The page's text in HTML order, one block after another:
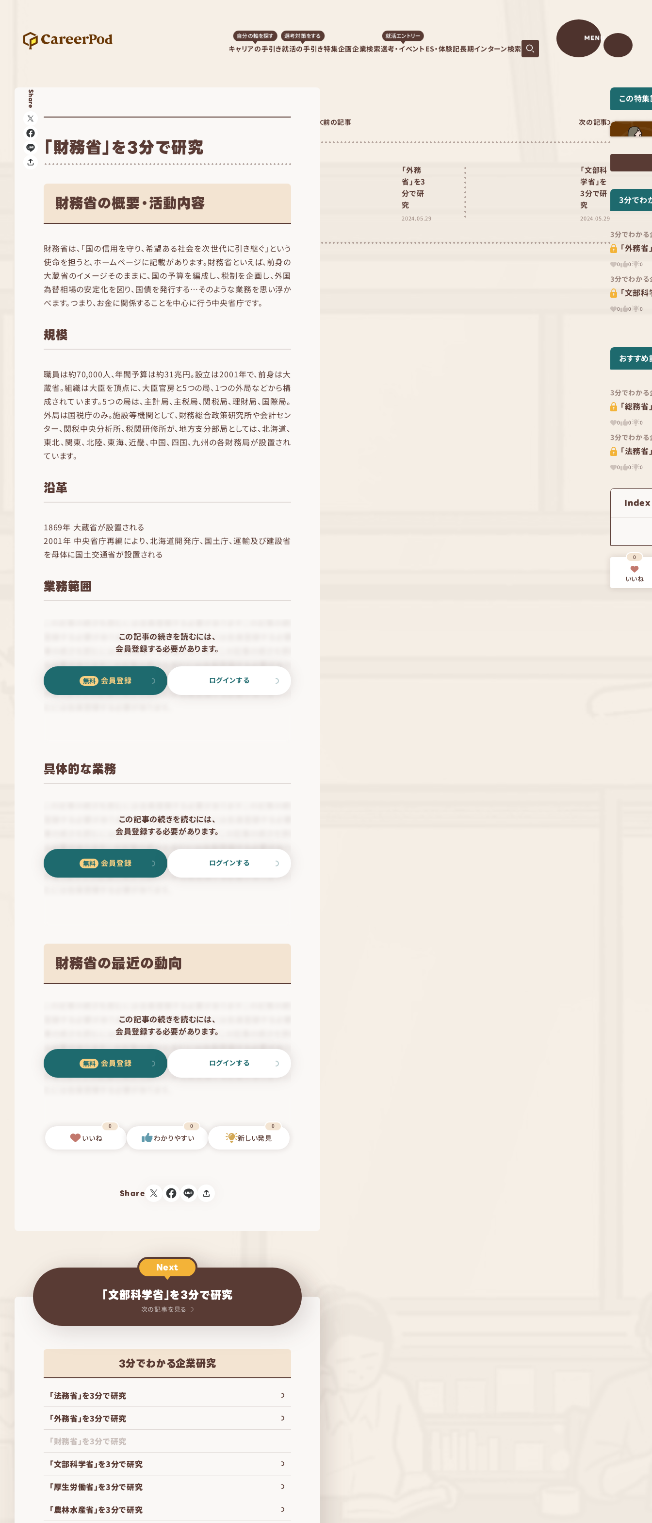
キャリアの手引き
自分の軸を探す
就活の手引き
選考対策をする
特集企画企業検索選考・イベント
就活エントリー
ES・体験記長期インターン検索
MENU
Share
「財務省」を3分で研究
財務省の概要・活動内容
財務省は、「国の信用を守り、希望ある社会を次世代に引き継ぐ」という
使命を担うと、ホームページに記載があります。財務省といえば、前身の
大蔵省のイメージそのままに、国の予算を編成し、税制を企画し、外国
為替相場の安定化を図り、国債を発行する…そのような業務を思い浮か
べます。つまり、お金に関係することを中心に行う中央省庁です。
規模
職員は約70,000人、年間予算は約31兆円。設立は2001年で、前身は大
蔵省。組織は大臣を頂点に、大臣官房と5つの局、1つの外局などから構
成されています。5つの局は、主計局、主税局、関税局、理財局、国際局。
外局は国税庁のみ。施設等機関として、財務総合政策研究所や会計セン
ター、関税中央分析所、税関研修所が、地方支分部局としては、北海道、
東北、関東、北陸、東海、近畿、中国、四国、九州の各財務局が設置され
ています。
沿革
1869年 大蔵省が設置される
2001年 中央省庁再編により、北海道開発庁、国土庁、運輸及び建設省
を母体に国土交通省が設置される
業務範囲
この記事の続きを読むには、
会員登録する必要があります。
会員登録 ログインする
具体的な業務
この記事の続きを読むには、
会員登録する必要があります。
会員登録 ログインする
財務省の最近の動向
この記事の続きを読むには、
会員登録する必要があります。
会員登録 ログインする
いいね
0
わかりやすい
0
新しい発見
0
Share
Next
「文部科学省」を3分で研究
次の記事を見る
3分でわかる企業研究
「法務省」を3分で研究
「外務省」を3分で研究
「財務省」を3分で研究
「文部科学省」を3分で研究
「厚生労働省」を3分で研究
「農林水産省」を3分で研究
前の記事 次の記事
「外務
省」を3
分で研
究
2024.05.29
「文部科
学省」を
3分で研
究
2024.05.29
この特
3分でわ
3分でわかる
「外務
0 0 0
3分でわかる
「文部
0 0 0
おすす
3分でわかる
「総務
0 0 0
3分でわかる
「法務
0 0 0
Index
0
いいね